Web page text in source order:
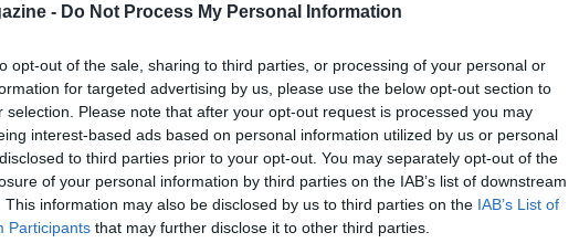
- Do Not Process My Personal Information
opt-out of the sale, sharing to third parties, or processing of your personal or
for targeted advertising by us, please use the below opt-out section to
selection. Please note that after your opt-out request is processed you may
interest-based ads based on personal information utilized by us or personal
to third parties prior to your opt-out. You may separately opt-out of the
of your personal information by third parties on the IAB’s list of downstream
This information may also be disclosed by us to third parties on the IAB’s List of
Participants that may further disclose it to other third parties.